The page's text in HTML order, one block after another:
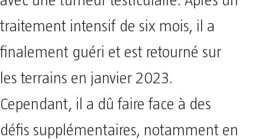
traitement intensif de six mois, il a
finalement guéri et est retourné sur
les terrains en janvier 2023.
Cependant, il a dû faire face à des
défis supplémentaires, notamment en